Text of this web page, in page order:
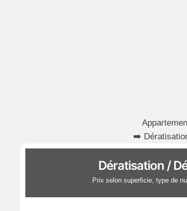
➡️
Dératisation /
Prix selon superficie, type de